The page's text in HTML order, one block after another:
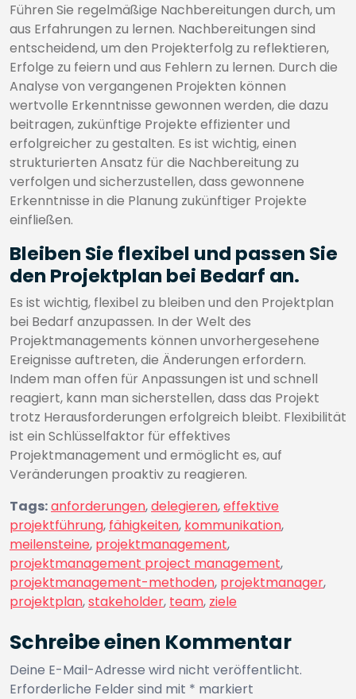
Führen Sie regelmäßige Nachbereitungen durch, um
aus Erfahrungen zu lernen. Nachbereitungen sind
entscheidend, um den Projekterfolg zu reflektieren,
Erfolge zu feiern und aus Fehlern zu lernen. Durch die
Analyse von vergangenen Projekten können
wertvolle Erkenntnisse gewonnen werden, die dazu
beitragen, zukünftige Projekte effizienter und
erfolgreicher zu gestalten. Es ist wichtig, einen
strukturierten Ansatz für die Nachbereitung zu
verfolgen und sicherzustellen, dass gewonnene
Erkenntnisse in die Planung zukünftiger Projekte
einfließen.
Bleiben Sie flexibel und passen Sie
den Projektplan bei Bedarf an.
Es ist wichtig, flexibel zu bleiben und den Projektplan
bei Bedarf anzupassen. In der Welt des
Projektmanagements können unvorhergesehene
Ereignisse auftreten, die Änderungen erfordern.
Indem man offen für Anpassungen ist und schnell
reagiert, kann man sicherstellen, dass das Projekt
trotz Herausforderungen erfolgreich bleibt. Flexibilität
ist ein Schlüsselfaktor für effektives
Projektmanagement und ermöglicht es, auf
Veränderungen proaktiv zu reagieren.
Tags:anforderungen,delegieren,effektive
projektführung, fähigkeiten, kommunikation,
meilensteine, projektmanagement,
projektmanagement project management,
projektmanagement-methoden, projektmanager,
projektplan,stakeholder, team, ziele
Schreibe einen Kommentar
Deine E-Mail-Adresse wird nicht veröffentlicht.
Erforderliche Felder sind mit * markiert